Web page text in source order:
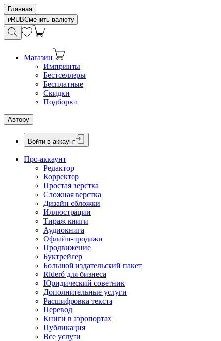
Главная
RUBСменить валюту
Магазин
Импринты
Бестселлеры
Бесплатные
Скидки
Подборки
Автору
Войти в аккаунт
Про-аккаунт
Редактор
Корректор
Простая верстка
Сложная верстка
Дизайн обложки
Иллюстрации
Тираж книги
Аудиокнига
Офлайн-продажи
Продвижение
Буктрейлер
Большой издательский пакет
Rideró для бизнеса
Юридический советник
Дополнительные услуги
Расшифровка текста
Перевод
Книги в аэропортах
Публикация
Все услуги